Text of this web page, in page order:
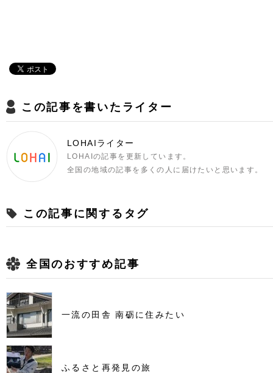
この記事を書いたライター
LOHAIライター
LOHAIの記事を更新しています。
全国の地域の記事を多くの人に届けたいと思います。
この記事に関するタグ
全国のおすすめ記事
一流の田舎 南砺に住みたい
ふるさと再発見の旅